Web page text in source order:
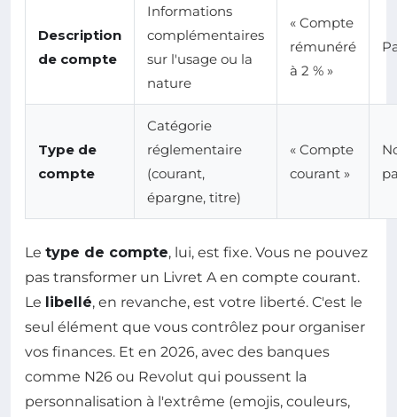
Description
de compte
Informations
complémentaires
sur l'usage ou la
nature
« Compte
rémunéré
à 2 % »
Type de
compte
Catégorie
réglementaire
(courant,
épargne, titre)
« Compte
courant »
Le type de compte, lui, est fixe. Vous ne pouvez
pas transformer un Livret A en compte courant.
Le libellé, en revanche, est votre liberté. C'est le
seul élément que vous contrôlez pour organiser
vos finances. Et en 2026, avec des banques
comme N26 ou Revolut qui poussent la
personnalisation à l'extrême (emojis, couleurs,